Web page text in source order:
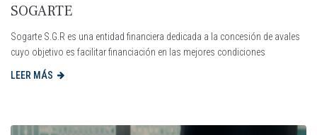
SOGARTE
Sogarte S.G.R es una entidad financiera dedicada a la concesión de avales
cuyo objetivo es facilitar financiación en las mejores condiciones
LEER MÁS